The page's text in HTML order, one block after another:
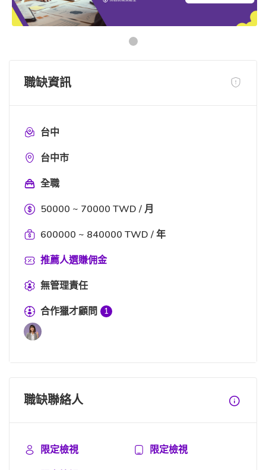
職缺資訊
台中
台中市
全職
50000 ~ 70000 TWD / 月
600000 ~ 840000 TWD / 年
推薦人選賺佣金
無管理責任
合作獵才顧問
1
職缺聯絡人
限定檢視
限定檢視